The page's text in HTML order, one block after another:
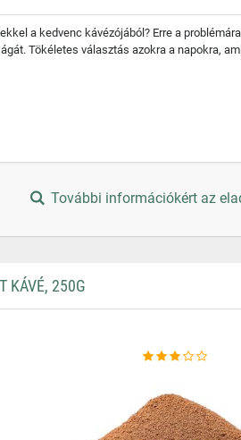
a kedvenc kávézójából? Erre a
Tökéletes választás azokra a napokra,
További információkért az
KÁVÉ, 250G